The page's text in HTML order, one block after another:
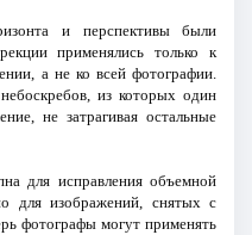
и перспективы были
применялись только к
а не ко всей фотографии.
из которых один
не затрагивая остальные
для исправления объемной
для изображений, снятых с
фотографы могут применять